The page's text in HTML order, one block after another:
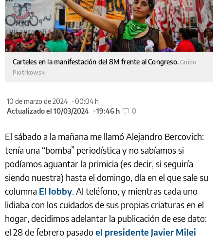
Carteles en la manifestación del 8M frente al Congreso.Guido
Piotrkowski
10 de marzo de 2024
00:04 h
Actualizado el 10/03/2024
19:46 h 0
El sábado a la mañana me llamó Alejandro Bercovich:
tenía una “bomba” periodística y no sabíamos si
podíamos aguantar la primicia (es decir, si seguiría
siendo nuestra) hasta el domingo, día en el que sale su
columna El lobby. Al teléfono, y mientras cada uno
lidiaba con los cuidados de sus propias criaturas en el
hogar, decidimos adelantar la publicación de ese dato:
el 28 de febrero pasadoel presidente Javier Milei